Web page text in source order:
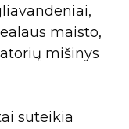
maisto,
mišinys
suteikia